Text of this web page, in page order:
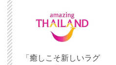
「癒しこそ新しいラグ